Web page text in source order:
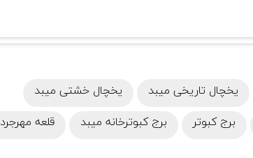
یخچال تاریخی میبد
یخچال خشتی میبد
برج کبوتر برج کبوترخانه میبد
قلعه مهرجرد